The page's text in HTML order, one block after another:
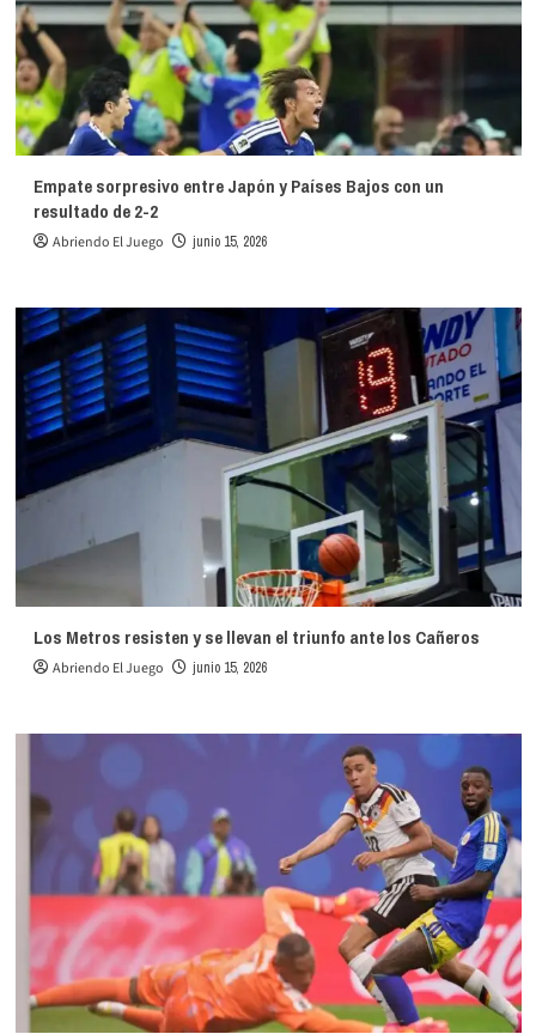
Empate sorpresivo entre Japón y Países Bajos con un
resultado de 2-2
Abriendo El Juego junio 15, 2026
Los Metros resisten y se llevan el triunfo ante los Cañeros
Abriendo El Juego junio 15, 2026